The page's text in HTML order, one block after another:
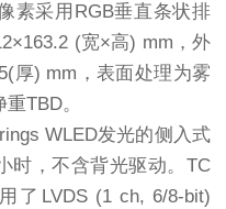
素采用RGB垂直条状排
(宽×高) mm，外
厚) mm，表面处理为雾
TBD。
WLED发光的侧入式
时，不含背光驱动。TC
了LVDS (1 ch, 6/8-bit)